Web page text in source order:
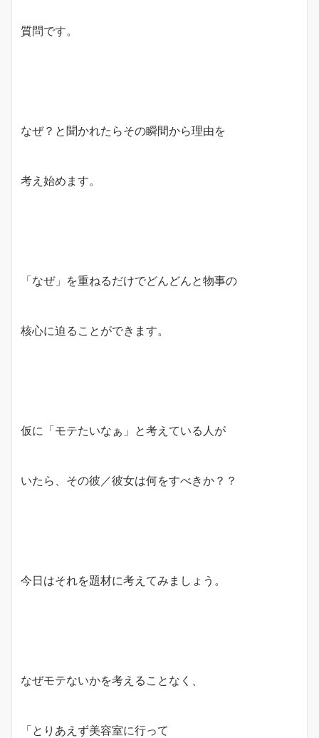
質問です。
なぜ？と聞かれたらその瞬間から理由を
考え始めます。
「なぜ」を重ねるだけでどんどんと物事の
核心に迫ることができます。
仮に「モテたいなぁ」と考えている人が
いたら、その彼／彼女は何をすべきか？？
今日はそれを題材に考えてみましょう。
なぜモテないかを考えることなく、
「とりあえず美容室に行って